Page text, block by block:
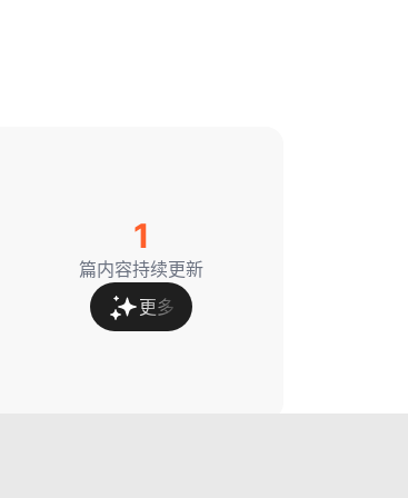
1
篇内容持续更新
更多